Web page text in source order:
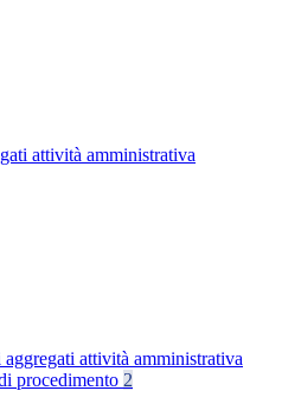
attività amministrativa
aggregati attività amministrativa
procedimento 2